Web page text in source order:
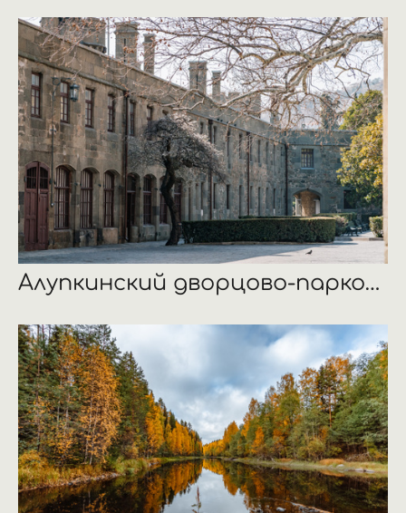
Алупкинский дворцово-парковый музей-заповедник, Республика Крым